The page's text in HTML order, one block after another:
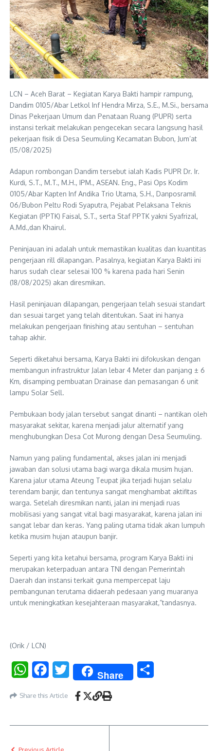
LCN – Aceh Barat – Kegiatan Karya Bakti hampir rampung,
Dandim 0105/Abar Letkol Inf Hendra Mirza, S.E., M.Si., bersama
Dinas Pekerjaan Umum dan Penataan Ruang (PUPR) serta
instansi terkait melakukan pengecekan secara langsung hasil
pekerjaan fisik di Desa Seumuling Kecamatan Bubon, Jum’at
(15/08/2025)
Adapun rombongan Dandim tersebut ialah Kadis PUPR Dr. Ir.
Kurdi, S.T., M.T., M.H., IPM., ASEAN. Eng., Pasi Ops Kodim
0105/Abar Kapten Inf Andika Trio Utama, S.H., Danposramil
06/Bubon Peltu Rodi Syaputra, Pejabat Pelaksana Teknis
Kegiatan (PPTK) Faisal, S.T., serta Staf PPTK yakni Syafrizal,
A.Md.,dan Khairul.
Peninjauan ini adalah untuk memastikan kualitas dan kuantitas
pengerjaan rill dilapangan. Pasalnya, kegiatan Karya Bakti ini
harus sudah clear selesai 100 % karena pada hari Senin
(18/08/2025) akan diresmikan.
Hasil peninjauan dilapangan, pengerjaan telah sesuai standart
dan sesuai target yang telah ditentukan. Saat ini hanya
melakukan pengerjaan finishing atau sentuhan – sentuhan
tahap akhir.
Seperti diketahui bersama, Karya Bakti ini difokuskan dengan
membangun infrastruktur Jalan lebar 4 Meter dan panjang ± 6
Km, disamping pembuatan Drainase dan pemasangan 6 unit
lampu Solar Sell.
Pembukaan body jalan tersebut sangat dinanti – nantikan oleh
masyarakat sekitar, karena menjadi jalur alternatif yang
menghubungkan Desa Cot Murong dengan Desa Seumuling.
Namun yang paling fundamental, akses jalan ini menjadi
jawaban dan solusi utama bagi warga dikala musim hujan.
Karena jalur utama Ateung Teupat jika terjadi hujan selalu
terendam banjir, dan tentunya sangat menghambat aktifitas
warga. Setelah diresmikan nanti, jalan ini menjadi ruas
mobilisasi yang sangat vital bagi masyarakat, karena jalan ini
sangat lebar dan keras. Yang paling utama tidak akan lumpuh
ketika musim hujan ataupun banjir.
Seperti yang kita ketahui bersama, program Karya Bakti ini
merupakan keterpaduan antara TNI dengan Pemerintah
Daerah dan instansi terkait guna mempercepat laju
pembangunan terutama didaerah pedesaan yang muaranya
untuk meningkatkan kesejahteraan masyarakat,”tandasnya.
(Orik / LCN)
WhatsAppFacebookTwitter Share
Share this Article
Previous Article